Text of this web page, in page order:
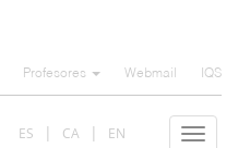
Profesores Webmail IQS
Toggle
ES CA EN